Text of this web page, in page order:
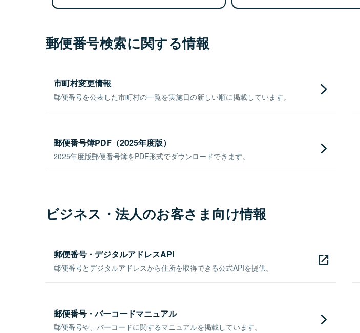
郵便番号検索に関する情報
市町村変更情報
郵便番号を公表した市町村の一覧を実施日の新しい順に掲載しています。
郵便番号簿PDF（2025年度版）
2025年度版郵便番号簿をPDF形式でダウンロードできます。
ビジネス・法人のお客さま向け情報
郵便番号・デジタルアドレスAPI
郵便番号とデジタルアドレスから住所を取得できる公式APIを提供。
郵便番号・バーコードマニュアル
郵便番号や、バーコードに関するマニュアルを掲載しています。